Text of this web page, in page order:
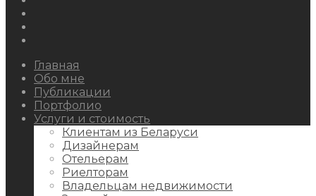
Главная
Обо мне
Публикации
Портфолио
Услуги и стоимость
Клиентам из Беларуси
Дизайнерам
Отельерам
Риелторам
Владельцам недвижимости